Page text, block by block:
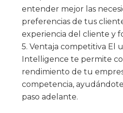
entender mejor las
preferencias de tus
experiencia del cliente y
5. Ventaja competitiva El
Intelligence te permite
rendimiento de tu
competencia,
paso adelante.